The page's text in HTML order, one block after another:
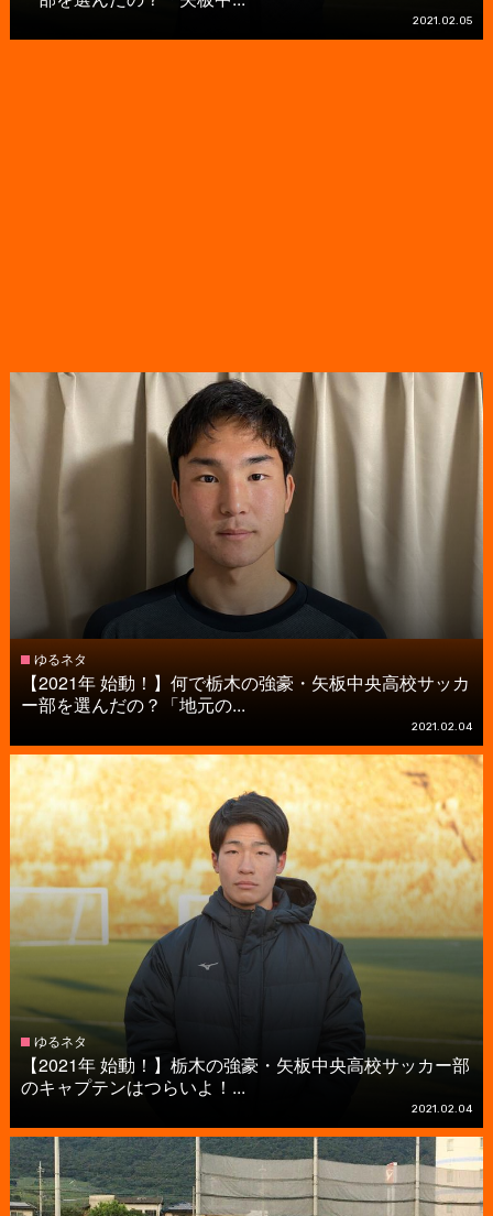
2021.02.05
ゆるネタ
【2021年 始動！】何で栃木の強豪・矢板中央高校サッカ
ー部を選んだの？「地元の...
2021.02.04
ゆるネタ
【2021年 始動！】栃木の強豪・矢板中央高校サッカー部
のキャプテンはつらいよ！...
2021.02.04